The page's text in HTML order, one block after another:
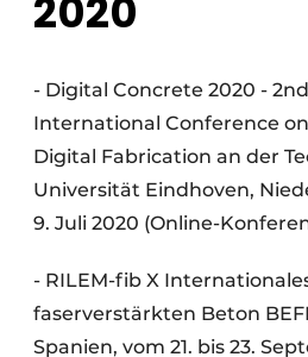
2020
- Digital Concrete 2020 -
International Conference
Digital Fabrication an der
Universität Eindhoven,
9. Juli 2020 (Online-
- RILEM-fib X
faserverstärkten Beton
Spanien, vom 21. bis 23.